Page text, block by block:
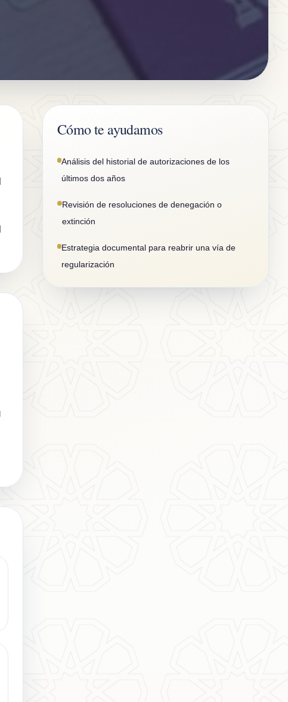
Cómo te ayudamos
Análisis del historial de autorizaciones de los
últimos dos años
Revisión de resoluciones de denegación o
extinción
Estrategia documental para reabrir una vía de
regularización